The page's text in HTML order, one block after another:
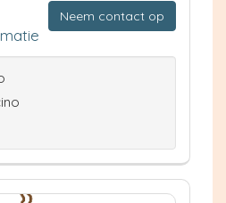
Neem contact op